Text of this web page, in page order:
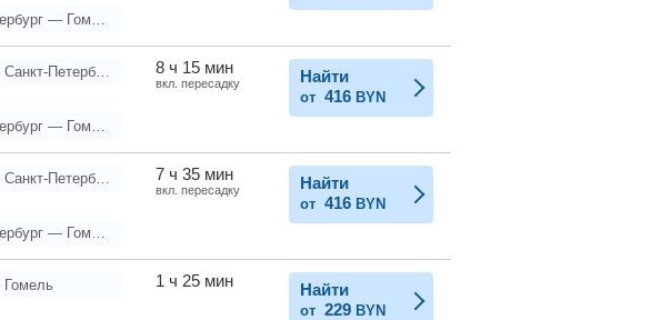
8 ч 15 мин
вкл. пересадку Найти
от 416 BYN
7 ч 35 мин
вкл. пересадку Найти
от 416 BYN
1 ч 25 мин Найти
от 229 BYN